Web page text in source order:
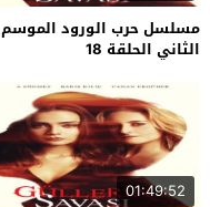
مسلسل حرب الورود الموسم
الثاني الحلقة 18
01:49:52